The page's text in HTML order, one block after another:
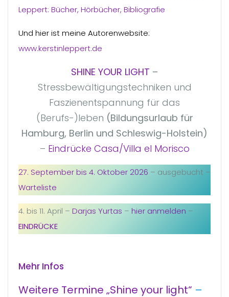
Leppert: Bücher, Hörbücher, Bibliografie
Und hier ist meine Autorenwebsite:
www.kerstinleppert.de
SHINE YOUR LIGHT –
Stressbewältigungstechniken und
Faszienentspannung für das
(Berufs-)leben (Bildungsurlaub für
Hamburg, Berlin und Schleswig-Holstein)
– Eindrücke Casa/Villa el Morisco
27. September bis 4. Oktober 2026 – ausgebucht –
Warteliste
4. bis 11. April – Darjas Yurtas – hier anmelden –
EINDRÜCKE
Mehr Infos
Weitere Termine „Shine your light“ –